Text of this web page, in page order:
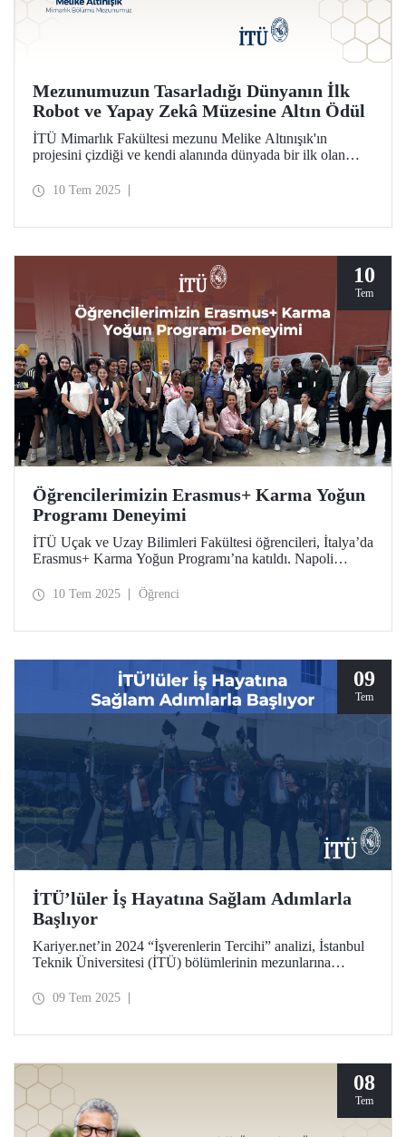
Mezunumuzun Tasarladığı Dünyanın İlk
Robot ve Yapay Zekâ Müzesine Altın Ödül
İTÜ Mimarlık Fakültesi mezunu Melike Altınışık'ın
projesini çizdiği ve kendi alanında dünyada bir ilk olan
Design Paris tasarım yarışmasında kültürel yapılar
10 Tem 2025
10
Tem
Öğrencilerimizin Erasmus+ Karma Yoğun
Programı Deneyimi
İTÜ Uçak ve Uzay Bilimleri Fakültesi öğrencileri, İtalya’da
Erasmus+ Karma Yoğun Programı’na katıldı. Napoli
kapsamında öğrencilerimiz kompozit malzemeler ve
10 Tem 2025 Öğrenci
09
Tem
İTÜ’lüler İş Hayatına Sağlam Adımlarla
Başlıyor
Kariyer.net’in 2024 “İşverenlerin Tercihi” analizi, İstanbul
Teknik Üniversitesi (İTÜ) bölümlerinin mezunlarına
yansıtan dikkat çekici sonuçlar ortaya koydu.
09 Tem 2025
08
Tem